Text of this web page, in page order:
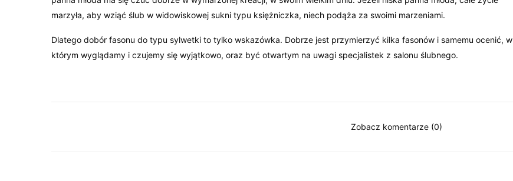
marzyła, aby wziąć ślub w widowiskowej sukni typu księżniczka, niech podąża za swoimi marzeniami.
Dlatego dobór fasonu do typu sylwetki to tylko wskazówka. Dobrze jest przymierzyć kilka fasonów i samemu ocenić, w
którym wyglądamy i czujemy się wyjątkowo, oraz być otwartym na uwagi specjalistek z salonu ślubnego.
Zobacz komentarze (0)